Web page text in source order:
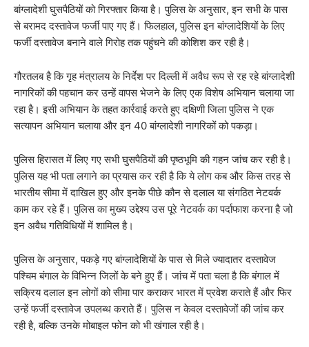
बांग्लादेशी घुसपैठियों को गिरफ्तार किया है। पुलिस के अनुसार, इन सभी के पास
से बरामद दस्तावेज फर्जी पाए गए हैं। फिलहाल, पुलिस इन बांग्लादेशियों के लिए
फर्जी दस्तावेज बनाने वाले गिरोह तक पहुंचने की कोशिश कर रही है।
गौरतलब है कि गृह मंत्रालय के निर्देश पर दिल्ली में अवैध रूप से रह रहे बांग्लादेशी
नागरिकों की पहचान कर उन्हें वापस भेजने के लिए एक विशेष अभियान चलाया जा
रहा है। इसी अभियान के तहत कार्रवाई करते हुए दक्षिणी जिला पुलिस ने एक
सत्यापन अभियान चलाया और इन 40 बांग्लादेशी नागरिकों को पकड़ा।
पुलिस हिरासत में लिए गए सभी घुसपैठियों की पृष्ठभूमि की गहन जांच कर रही है।
पुलिस यह भी पता लगाने का प्रयास कर रही है कि ये लोग कब और किस तरह से
भारतीय सीमा में दाखिल हुए और इनके पीछे कौन से दलाल या संगठित नेटवर्क
काम कर रहे हैं। पुलिस का मुख्य उद्देश्य उस पूरे नेटवर्क का पर्दाफाश करना है जो
इन अवैध गतिविधियों में शामिल है।
पुलिस के अनुसार, पकड़े गए बांग्लादेशियों के पास से मिले ज्यादातर दस्तावेज
पश्चिम बंगाल के विभिन्न जिलों के बने हुए हैं। जांच में पता चला है कि बंगाल में
सक्रिय दलाल इन लोगों को सीमा पार कराकर भारत में प्रवेश कराते हैं और फिर
उन्हें फर्जी दस्तावेज उपलब्ध कराते हैं। पुलिस न केवल दस्तावेजों की जांच कर
रही है, बल्कि उनके मोबाइल फोन को भी खंगाल रही है।